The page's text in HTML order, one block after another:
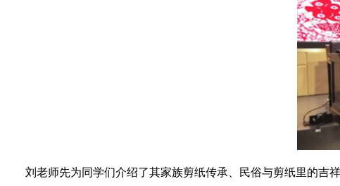
刘老师先为同学们介绍了其家族剪纸传承、民俗与剪纸里的吉祥